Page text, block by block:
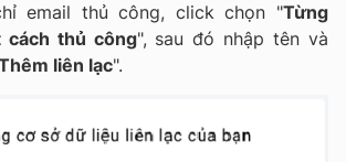
email thủ công, click chọn "Từng
cách thủ công", sau đó nhập tên và
liên lạc".